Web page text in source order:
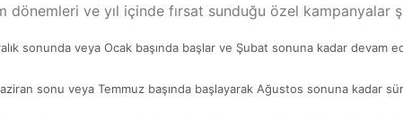
dönemleri ve yıl içinde fırsat sunduğu özel kampanyalar
sonunda veya Ocak başında başlar ve Şubat sonuna kadar devam
sonu veya Temmuz başında başlayarak Ağustos sonuna kadar